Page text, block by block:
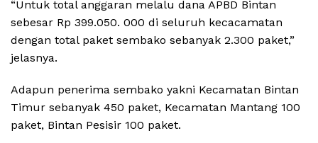
“Untuk total anggaran melalu dana APBD Bintan
sebesar Rp 399.050. 000 di seluruh kecacamatan
dengan total paket sembako sebanyak 2.300 paket,”
jelasnya.
Adapun penerima sembako yakni Kecamatan Bintan
Timur sebanyak 450 paket, Kecamatan Mantang 100
paket, Bintan Pesisir 100 paket.